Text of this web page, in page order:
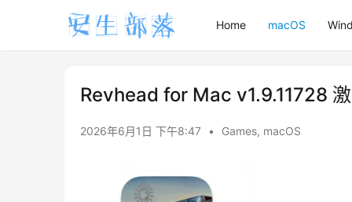
Home macOS
Revhead for Mac v1.9.11728
2026年6月1日 下午8:47 • Games, macOS